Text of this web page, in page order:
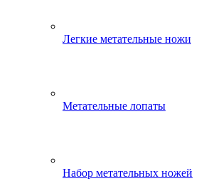
Легкие метательные ножи
Метательные лопаты
Набор метательных ножей